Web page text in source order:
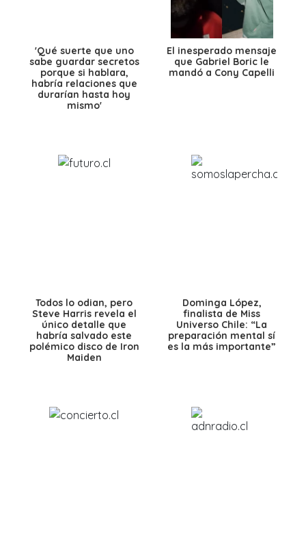
'Qué suerte que uno
sabe guardar secretos
porque si hablara,
habría relaciones que
durarían hasta hoy
mismo'
El inesperado mensaje
que Gabriel Boric le
mandó a Cony Capelli
Todos lo odian, pero
Steve Harris revela el
único detalle que
habría salvado este
polémico disco de Iron
Maiden
Dominga López,
finalista de Miss
Universo Chile: “La
preparación mental sí
es la más importante”